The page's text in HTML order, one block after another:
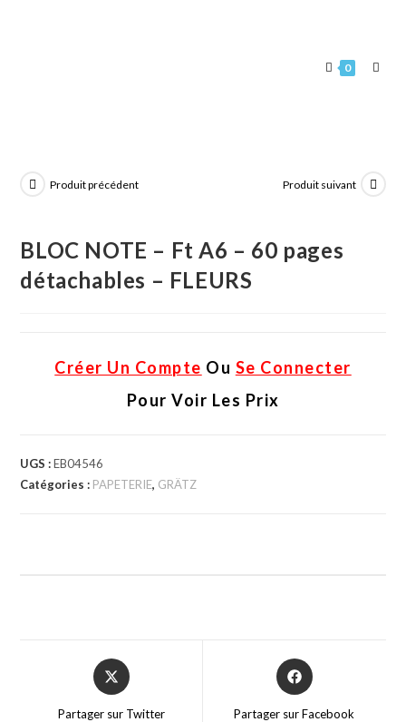
0
Produit précédent Produit suivant
BLOC NOTE – Ft A6 – 60 pages
détachables – FLEURS
Créer Un Compte Ou Se Connecter
Pour Voir Les Prix
UGS :EB04546
Catégories : PAPETERIE, GRÄTZ
Partager sur Twitter Partager sur Facebook